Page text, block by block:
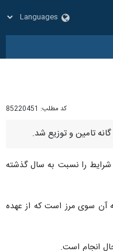
کد مطلب: 85220451
شرایط را نسبت به سال گذشته
آن سوی مرز است که از عهده
انجام است.